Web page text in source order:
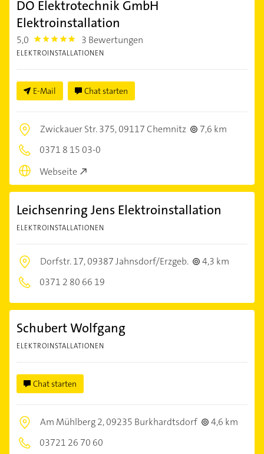
DO Elektrotechnik GmbH
Elektroinstallation
5,0 5.0 3 Bewertungen
ELEKTROINSTALLATIONEN
E-Mail Chat starten
Zwickauer Str. 375,09117 Chemnitz
7,6 km
0371 8 15 03-0
Webseite
Leichsenring Jens Elektroinstallation
ELEKTROINSTALLATIONEN
Dorfstr. 17,09387 Jahnsdorf/Erzgeb.
4,3 km
0371 2 80 66 19
Schubert Wolfgang
ELEKTROINSTALLATIONEN
Chat starten
Am Mühlberg 2,09235 Burkhardtsdorf
4,6 km
03721 26 70 60